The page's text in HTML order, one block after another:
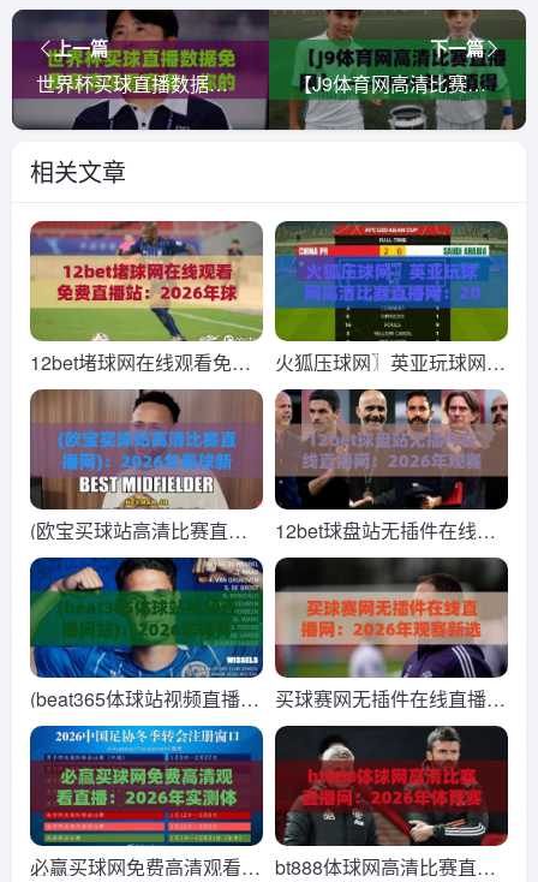
上一篇
世界杯买球直播数据免费高清观看直播！你的2026看球神器来了！（世界杯买球直播数据免费高清观看直播）
下一篇
【J9体育网高清比赛直播网】——2026年最值得关注的赛事观看平台
相关文章
12bet堵球网在线观看免费
直播站：2026年球迷必知
的五大观赛新趋势
火狐压球网〗英亚玩球网高
清比赛直播网：2026年体
育迷必知的观赛新选择！
(欧宝买球站高清比赛直播
网)：2026年看球新姿势，
资深球迷实测报告
12bet球盘站无插件在线直
播网：2026年观赛新体
验，球迷必备神器
(beat365体球站视频直播网
站)：2026年体育迷的终极
观赛指南
买球赛网无插件在线直播
网：2026年观赛新选择，
告别卡顿与弹窗
必赢买球网免费高清观看直 bt888体球网高清比赛直播